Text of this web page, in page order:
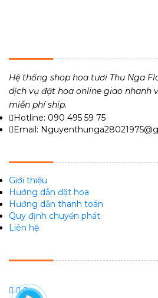
Hệ thống shop hoa tươi Thu Nga
dịch vụ đặt hoa online giao nhanh
miễn phí ship.
Hotline: 090 495 59 75
Email:
Giới thiệu
Hướng dẫn đặt hoa
Hướng dẫn thanh toán
Quy định chuyển phát
Liên hệ